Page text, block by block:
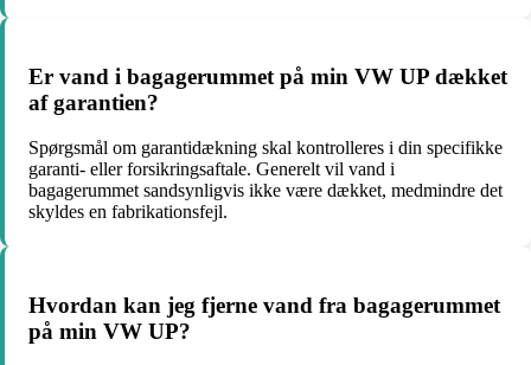
Er vand i bagagerummet på min VW UP dækket
af garantien?
Spørgsmål om garantidækning skal kontrolleres i din specifikke
garanti- eller forsikringsaftale. Generelt vil vand i
bagagerummet sandsynligvis ikke være dækket, medmindre det
skyldes en fabrikationsfejl.
Hvordan kan jeg fjerne vand fra bagagerummet
på min VW UP?